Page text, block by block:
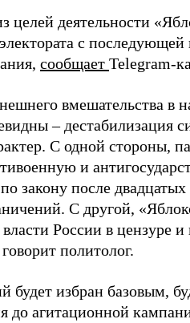
деятельности
с
сообщает Telegram-
вмешательства в
– дестабилизация
С одной стороны,
и
закону после
С другой,
России в цензуре и
политолог.
будет избран базовым,
до агитационной